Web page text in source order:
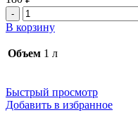
Количество
товара
Компот
домашний
В корзину
Объем 1 л
Быстрый просмотр
Добавить в избранное